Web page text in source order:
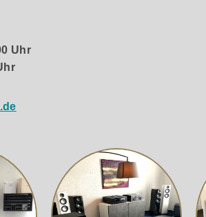
29 mm-Gewebekalotte mit
mit der Detailfreudigkeit und
Platten zugeschnitten, gefräst,
Uhr